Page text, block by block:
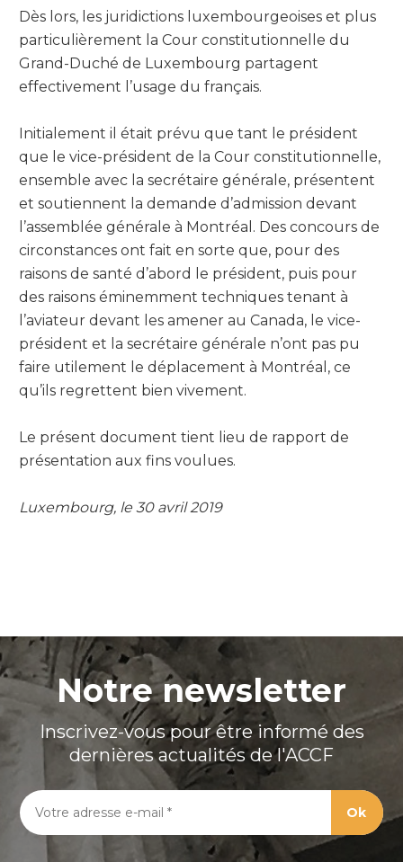
Dès lors, les juridictions luxembourgeoises et plus
particulièrement la Cour constitutionnelle du
Grand-Duché de Luxembourg partagent
effectivement l’usage du français.
Initialement il était prévu que tant le président
que le vice-président de la Cour constitutionnelle,
ensemble avec la secrétaire générale, présentent
et soutiennent la demande d’admission devant
l’assemblée générale à Montréal. Des concours de
circonstances ont fait en sorte que, pour des
raisons de santé d’abord le président, puis pour
des raisons éminemment techniques tenant à
l’aviateur devant les amener au Canada, le vice-
président et la secrétaire générale n’ont pas pu
faire utilement le déplacement à Montréal, ce
qu’ils regrettent bien vivement.
Le présent document tient lieu de rapport de
présentation aux fins voulues.
Luxembourg, le 30 avril 2019
Notre newsletter
Inscrivez-vous pour être informé des
dernières actualités de l'ACCF